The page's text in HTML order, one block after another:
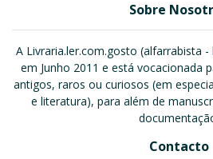
Sobre
A Livraria.ler.com.gosto (alfarrabista
em Junho 2011 e está vocacionada
antigos, raros ou curiosos (em
e literatura), para além de
Contacto